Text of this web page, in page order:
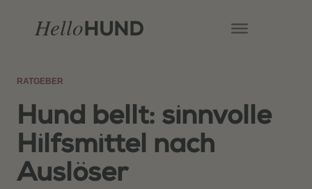
HelloHUND
RATGEBER
Hund bellt: sinnvolle
Hilfsmittel nach
Auslöser